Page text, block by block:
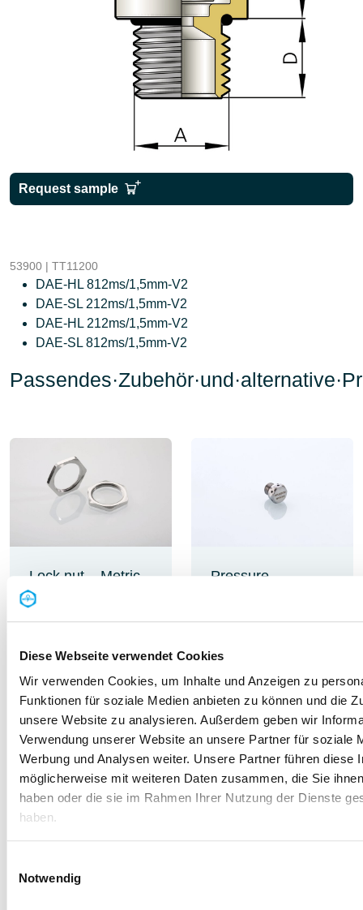
Diese Webseite verwendet Cookies
Wir verwenden Cookies, um Inhalte und Anzeigen zu
Funktionen für soziale Medien anbieten zu können und die
unsere Website zu analysieren. Außerdem geben wir
Verwendung unserer Website an unsere Partner für soziale
Werbung und Analysen weiter. Unsere Partner führen diese
möglicherweise mit weiteren Daten zusammen, die Sie
haben oder die sie im Rahmen Ihrer Nutzung der Dienste
haben.
Notwendig
Request sample
53900 | TT11200
DAE-HL 812ms/1,5mm-V2
DAE-SL 212ms/1,5mm-V2
DAE-HL 212ms/1,5mm-V2
DAE-SL 812ms/1,5mm-V2
Lock nut – Metric
thread – Brass
more
Pressure
Learn
more